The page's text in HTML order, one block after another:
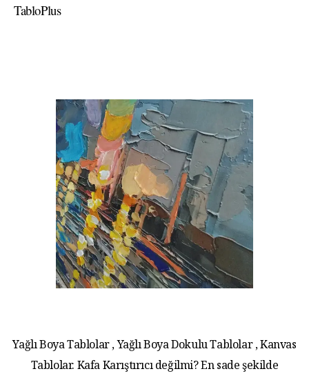
TabloPlus
Yağlı Boya Tablolar , Yağlı Boya Dokulu Tablolar , Kanvas
Tablolar. Kafa Karıştırıcı değilmi? En sade şekilde